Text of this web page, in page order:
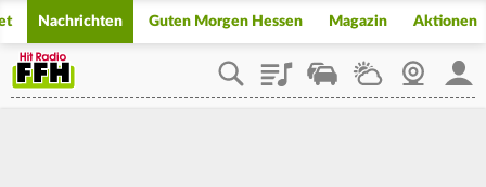
Nachrichten Guten Morgen Hessen Magazin Aktionen
PlaylistStaupilotWetterWebcam